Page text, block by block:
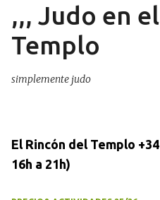
,,, Judo en el
Templo
simplemente judo
El Rincón del Templo
16h a 21h)